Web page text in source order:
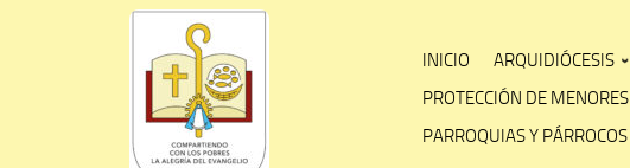
INICIO ARQUIDIÓCESIS
PROTECCIÓN DE MENORES
PARROQUIAS Y PÁRROCOS